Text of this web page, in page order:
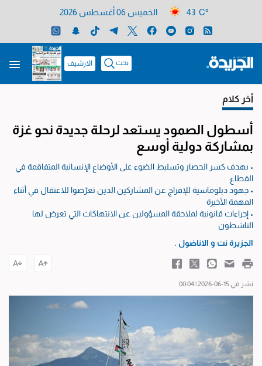
43 C° الخميس 06 أغسطس 2026
بحث الارشيف
أخر كلام
أسطول الصمود يستعد لرحلة جديدة نحو غزة
بمشاركة دولية أوسع
• بهدف كسر الحصار وتسليط الضوء على الأوضاع الإنسانية المتفاقمة في
القطاع
• جهود دبلوماسية للإفراج عن المشاركين الذين تعرّضوا للاعتقال في أثناء
المهمة الأخيرة
• إجراءات قانونية لملاحقة المسؤولين عن الانتهاكات التي تعرض لها
الناشطون
الجزيرة نت و الاناضول .
نشر في 15-06-2026 | 00:04